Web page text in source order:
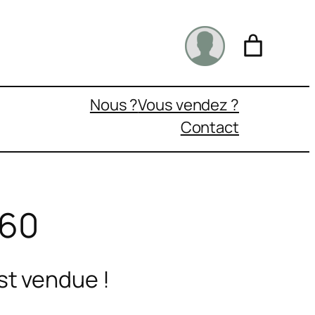
Nous ?Vous vendez ?
Contact
vendue !